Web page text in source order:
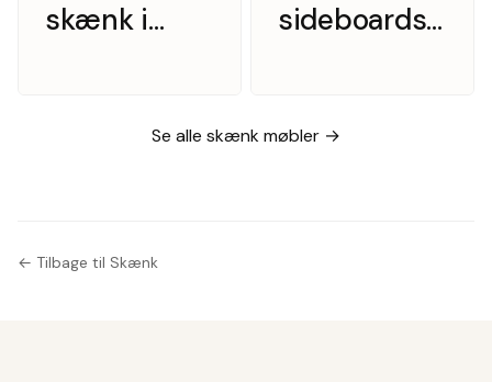
skænk i
og skuffer
sideboards
furniture
Se alle skænk møbler →
← Tilbage til Skænk